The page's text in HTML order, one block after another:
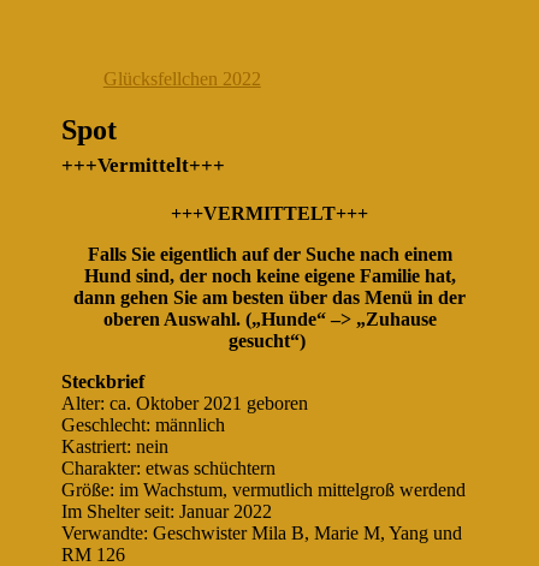
Glücksfellchen 2022
Spot
+++Vermittelt+++
+++VERMITTELT+++
Falls Sie eigentlich auf der Suche nach einem
Hund sind, der noch keine eigene Familie hat,
dann gehen Sie am besten über das Menü in der
oberen Auswahl. („Hunde“ –> „Zuhause
gesucht“)
Steckbrief
Alter: ca. Oktober 2021 geboren
Geschlecht: männlich
Kastriert: nein
Charakter: etwas schüchtern
Größe: im Wachstum, vermutlich mittelgroß werdend
Im Shelter seit: Januar 2022
Verwandte: Geschwister Mila B, Marie M, Yang und
RM 126